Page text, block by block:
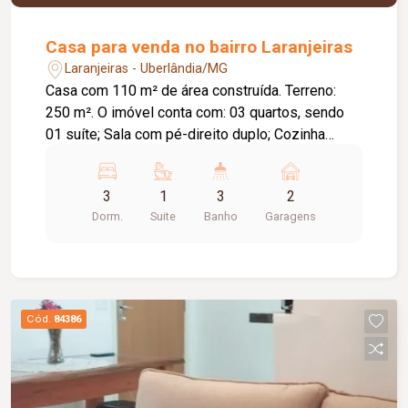
Casa para venda no bairro Laranjeiras
Laranjeiras - Uberlândia/MG
Casa com 110 m² de área construída. Terreno:
250 m². O imóvel conta com: 03 quartos, sendo
01 suíte; Sala com pé-direito duplo; Cozinha
churrasqueira; Diferenciais: Preparação para ar-
condicionado em todos os quartos; Preparação
para água quente nos banheiros e na cozinha;
de 05 bocas e forno elétrico já instalados;
Fechadura digital; Porteiro eletrônico com visor;
Projeto moderno com excelente iluminação
natural e acabamento de alto padrão.
3
Dorm.
1
Suite
3
Banho
2
Garagens
Cód. 84386